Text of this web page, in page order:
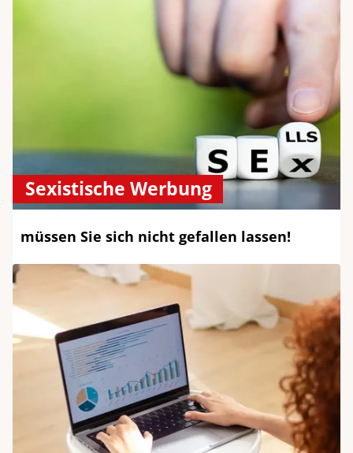
Sexistische Werbung
müssen Sie sich nicht gefallen lassen!